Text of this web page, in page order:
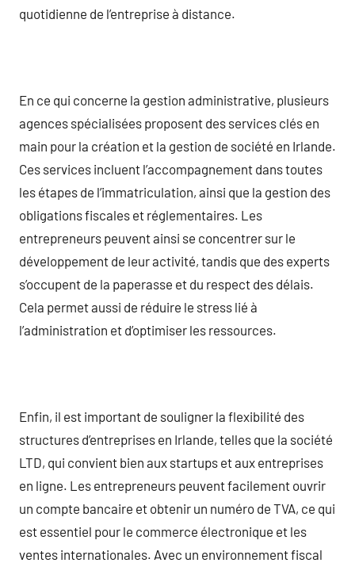
quotidienne de l’entreprise à distance.
En ce qui concerne la gestion administrative, plusieurs
agences spécialisées proposent des services clés en
main pour la création et la gestion de société en Irlande.
Ces services incluent l’accompagnement dans toutes
les étapes de l’immatriculation, ainsi que la gestion des
obligations fiscales et réglementaires. Les
entrepreneurs peuvent ainsi se concentrer sur le
développement de leur activité, tandis que des experts
s’occupent de la paperasse et du respect des délais.
Cela permet aussi de réduire le stress lié à
l’administration et d’optimiser les ressources.
Enfin, il est important de souligner la flexibilité des
structures d’entreprises en Irlande, telles que la société
LTD, qui convient bien aux startups et aux entreprises
en ligne. Les entrepreneurs peuvent facilement ouvrir
un compte bancaire et obtenir un numéro de TVA, ce qui
est essentiel pour le commerce électronique et les
ventes internationales. Avec un environnement fiscal